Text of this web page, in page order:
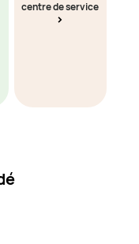
centre de service